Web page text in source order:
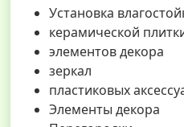
Установка
керамической
элементов декора
зеркал
пластиковых
Элементы декора